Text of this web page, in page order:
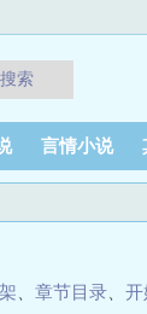
搜索
言情小说
章节目录
开